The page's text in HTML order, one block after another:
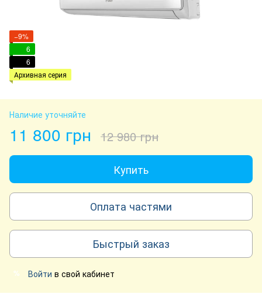
−9%
6
6
Архивная серия
Наличие уточняйте
11 800 грн 12 980 грн
Купить
Оплата частями
Быстрый заказ
% Войти в свой кабинет